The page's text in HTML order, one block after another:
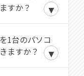
ダウンロード
ご
ビスは
い。
すか？
証明書をご利
ソコンを使用
電子証明書を
1台のパソコ
ますか？